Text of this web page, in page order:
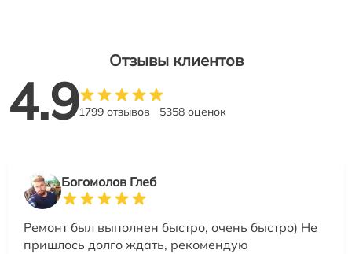
Отзывы клиентов
4.91799 отзывов 5358 оценок
Богомолов Глеб
Ремонт был выполнен быстро, очень быстро) Не
пришлось долго ждать, рекомендую